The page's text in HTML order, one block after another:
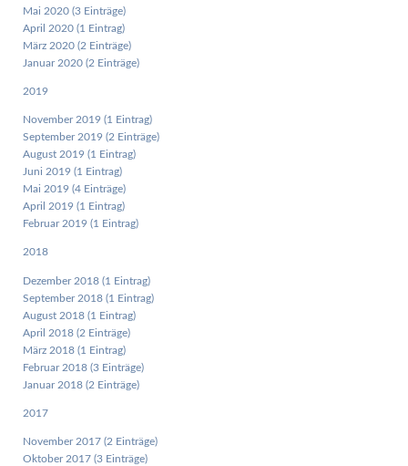
Mai 2020 (3 Einträge)
April 2020 (1 Eintrag)
März 2020 (2 Einträge)
Januar 2020 (2 Einträge)
2019
November 2019 (1 Eintrag)
September 2019 (2 Einträge)
August 2019 (1 Eintrag)
Juni 2019 (1 Eintrag)
Mai 2019 (4 Einträge)
April 2019 (1 Eintrag)
Februar 2019 (1 Eintrag)
2018
Dezember 2018 (1 Eintrag)
September 2018 (1 Eintrag)
August 2018 (1 Eintrag)
April 2018 (2 Einträge)
März 2018 (1 Eintrag)
Februar 2018 (3 Einträge)
Januar 2018 (2 Einträge)
2017
November 2017 (2 Einträge)
Oktober 2017 (3 Einträge)